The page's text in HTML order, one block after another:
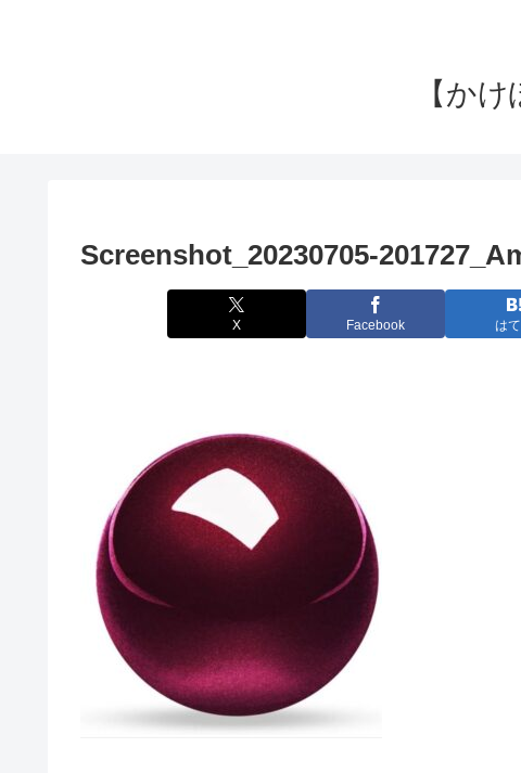
【か
Screenshot_20230705-
X Facebook は